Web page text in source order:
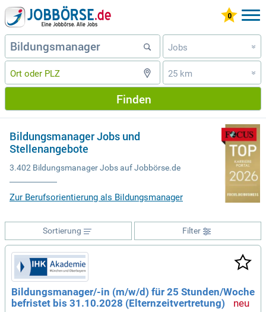
Jobs »
25 km »
Finden
Bildungsmanager Jobs und
Stellenangebote
3.402 Bildungsmanager Jobs auf Jobbörse.de
Zur Berufsorientierung als Bildungsmanager
Filter
Sortierung
Bildungsmanager/-in (m/w/d) für 25 Stunden/Woche
befristet bis 31.10.2028 (Elternzeitvertretung)